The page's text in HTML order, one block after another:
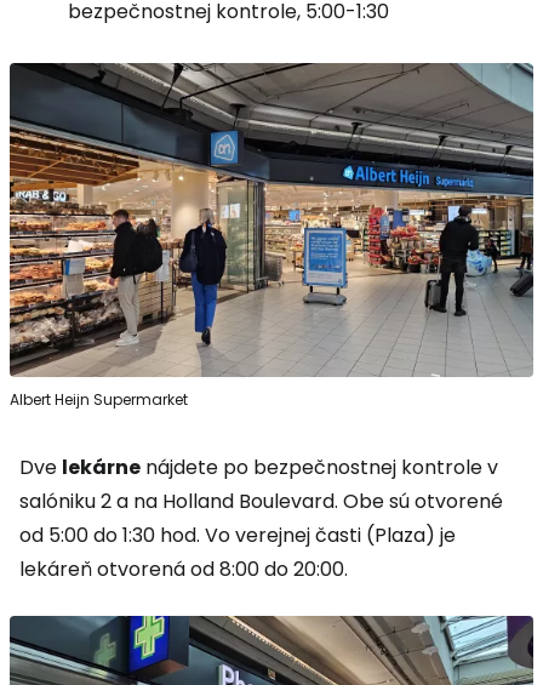
bezpečnostnej kontrole, 5:00-1:30
Albert Heijn Supermarket
Dve lekárne nájdete po bezpečnostnej kontrole v
salóniku 2 a na Holland Boulevard. Obe sú otvorené
od 5:00 do 1:30 hod. Vo verejnej časti (Plaza) je
lekáreň otvorená od 8:00 do 20:00.